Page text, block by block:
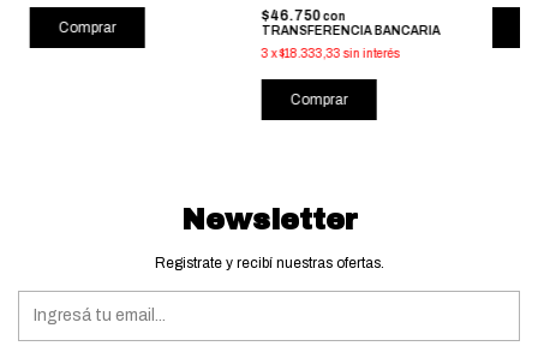
Comprar
$46.750con
TRANSFERENCIA BANCARIA
3 x$18.333,33 sin interés
Comprar
Newsletter
Registrate y recibí nuestras ofertas.